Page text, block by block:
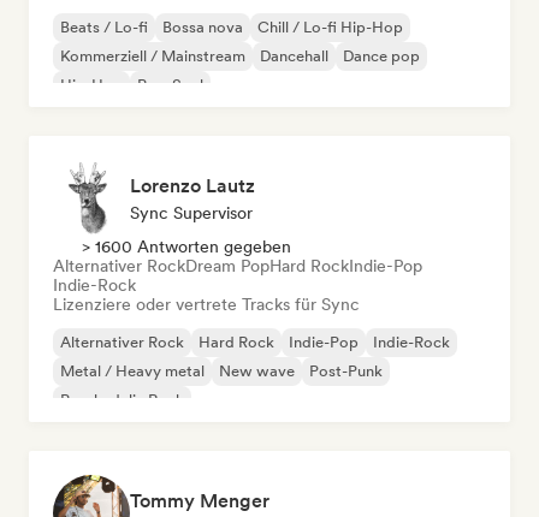
Beats / Lo-fi Bossa nova
Chill / Lo-fi Hip-Hop
Kommerziell / Mainstream
Dancehall
Dance pop
Hip-Hop
Pop-Soul
Lorenzo Lautz
Sync Supervisor
> 1600 Antworten gegeben
Alternativer RockDream PopHard RockIndie-Pop
Indie-Rock
Lizenziere oder vertrete Tracks für Sync
Alternativer Rock Hard Rock Indie-Pop
Indie-Rock
Metal / Heavy metal
New wave
Post-Punk
Psychedelic Rock
Tommy Menger